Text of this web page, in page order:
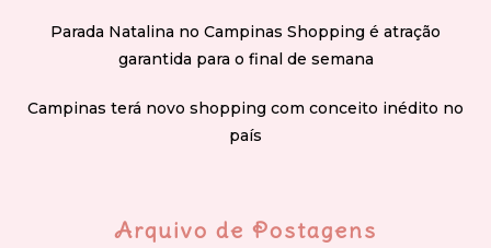
Parada Natalina no Campinas Shopping é atração
garantida para o final de semana
Campinas terá novo shopping com conceito inédito no
país
Arquivo de Postagens